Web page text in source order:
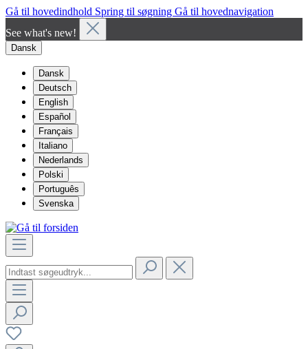
Gå til hovedindhold Spring til søgning Gå til hovednavigation
See what's new!
Dansk
Dansk
Deutsch
English
Español
Français
Italiano
Nederlands
Polski
Português
Svenska